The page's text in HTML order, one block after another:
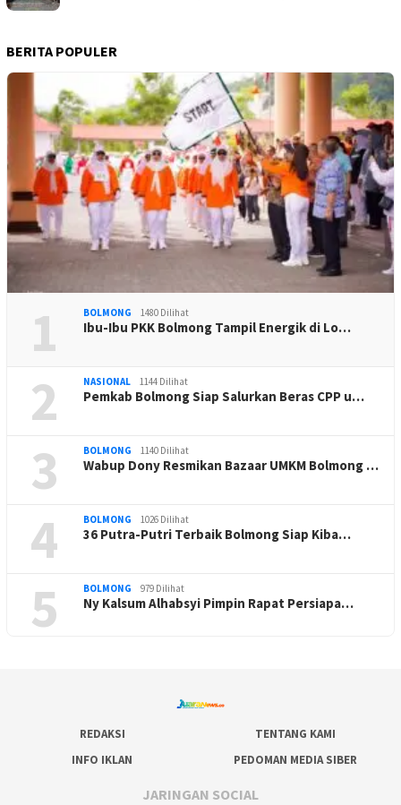
BERITA POPULER
1 BOLMONG 1480 Dilihat
Ibu-Ibu PKK Bolmong Tampil Energik di Lo…
2 NASIONAL 1144 Dilihat
Pemkab Bolmong Siap Salurkan Beras CPP u…
3 BOLMONG 1140 Dilihat
Wabup Dony Resmikan Bazaar UMKM Bolmong …
4 BOLMONG 1026 Dilihat
36 Putra-Putri Terbaik Bolmong Siap Kiba…
5 BOLMONG 979 Dilihat
Ny Kalsum Alhabsyi Pimpin Rapat Persiapa…
REDAKSI
TENTANG KAMI
INFO IKLAN
PEDOMAN MEDIA SIBER
JARINGAN SOCIAL